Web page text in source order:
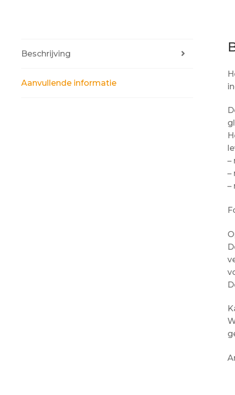
Beschrijving
Aanvullende informatie
–
–
–